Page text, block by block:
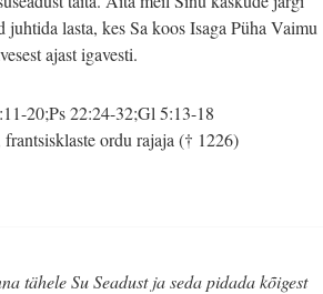
juhtida lasta, kes Sa koos Isaga Püha Vaimu
ajast igavesti.
20;Ps 22:24-32;Gl 5:13-18
ordu rajaja († 1226)
tähele Su Seadust ja seda pidada kõigest